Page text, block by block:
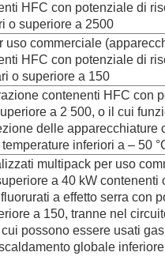
HFC con potenziale di
o superiore a 2500
uso commerciale
HFC con potenziale di
o superiore a 150
contenenti HFC con
a 2 500, o il cui
delle apparecchiature
inferiori a – 50
multipack per uso
a 40 kW contenenti
a effetto serra con
a 150, tranne nel
possono essere usati
globale